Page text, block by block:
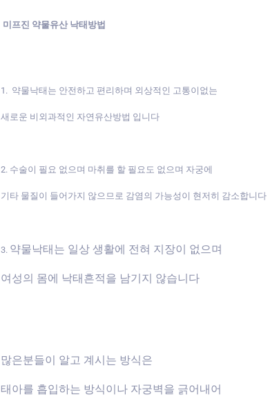
미프진 약물유산 낙태방법
1. 약물낙태는 안전하고 편리하며 외상적인 고통이없는
새로운 비외과적인 자연유산방법 입니다
2. 수술이 필요 없으며 마취를 할 필요도 없으며 자궁에
기타 물질이 들어가지 않으므로 감염의 가능성이 현저히 감소합니다
3. 약물낙태는 일상 생활에 전혀 지장이 없으며
여성의 몸에 낙태흔적을 남기지 않습니다
많은분들이 알고 계시는 방식은
태아를 흡입하는 방식이나 자궁벽을 긁어내어